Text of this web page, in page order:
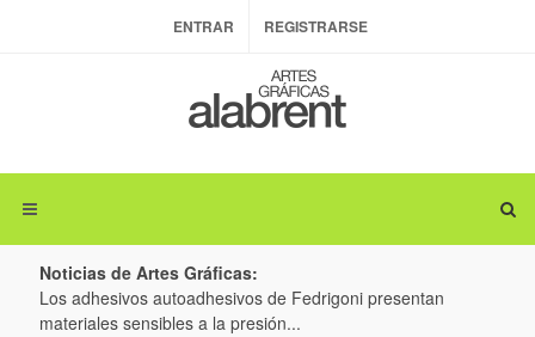
ENTRAR REGISTRARSE
Noticias de Artes Gráficas:
Los adhesivos autoadhesivos de Fedrigoni presentan
materiales sensibles a la presión...